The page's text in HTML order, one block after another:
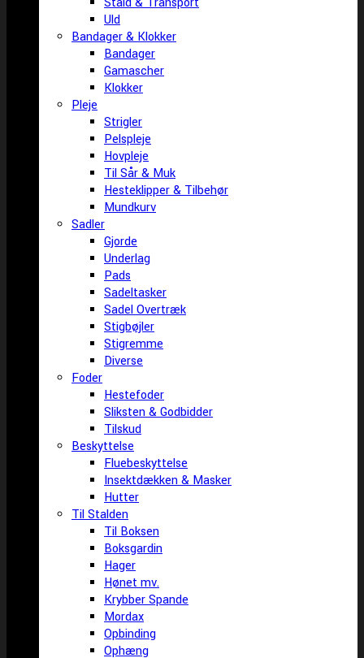
Uld
Bandager & Klokker
Bandager
Gamascher
Klokker
Pleje
Strigler
Pelspleje
Hovpleje
Til Sår & Muk
Hesteklipper & Tilbehør
Mundkurv
Sadler
Gjorde
Underlag
Pads
Sadeltasker
Sadel Overtræk
Stigbøjler
Stigremme
Diverse
Foder
Hestefoder
Sliksten & Godbidder
Tilskud
Beskyttelse
Fluebeskyttelse
Insektdækken & Masker
Hutter
Til Stalden
Til Boksen
Boksgardin
Hager
Hønet mv.
Krybber Spande
Mordax
Opbinding
Ophæng